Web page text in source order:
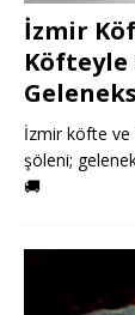
İzmir
Köfteyle
İzmir köfte ve
şöleni;
🚚